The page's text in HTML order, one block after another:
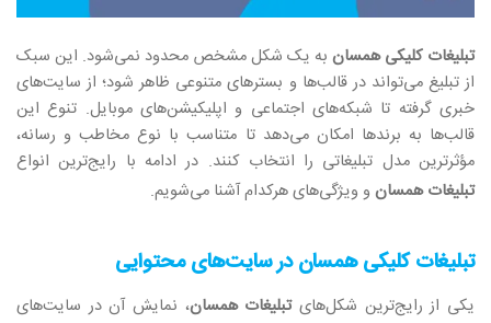
تبلیغات کلیکی همسان به یک شکل مشخص محدود نمی‌شود. این سبک
از تبلیغ می‌تواند در قالب‌ها و بسترهای متنوعی ظاهر شود؛ از سایت‌های
خبری گرفته تا شبکه‌های اجتماعی و اپلیکیشن‌های موبایل. تنوع این
قالب‌ها به برندها امکان می‌دهد تا متناسب با نوع مخاطب و رسانه،
مؤثرترین مدل تبلیغاتی را انتخاب کنند. در ادامه با رایج‌ترین انواع
تبلیغات همسان و ویژگی‌های هرکدام آشنا می‌شویم.
تبلیغات کلیکی همساندر سایت‌های محتوایی
یکی از رایج‌ترین شکل‌هایتبلیغات همسان، نمایش آن در سایت‌های